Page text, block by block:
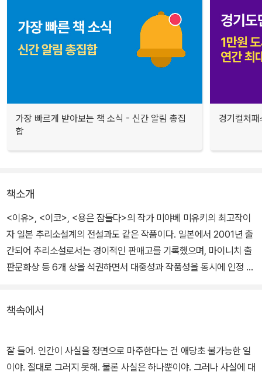
가장 빠르게 받아보는 책 소식 - 신간 알림 총집
합
경기컬처
책소개
<이유>, <이코>, <용은 잠들다>의 작가 미야베 미유키의 최고작이
자 일본 추리소설계의 전설과도 같은 작품이다. 일본에서 2001년 출
간되어 추리소설로서는 경이적인 판매고를 기록했으며, 마이니치 출
판문화상 등 6개 상을 석권하면서 대중성과 작품성을 동시에 인정 받
도쿄의 한 공원에서 쓰레기통에 버려진 여자의 오른팔과 핸드백이 발
20세 여성. 그러나 범인은 오른팔과 핸드백의 주인이 각각 다른 사람
이라는 사실을 텔레비전 방송국에 알려오고, 피해자의 외할아버지 아
책속에서
잘 들어. 인간이 사실을 정면으로 마주한다는 건 애당초 불가능한 일
이야. 절대로 그러지 못해. 물론 사실은 하나뿐이야. 그러나 사실에 대